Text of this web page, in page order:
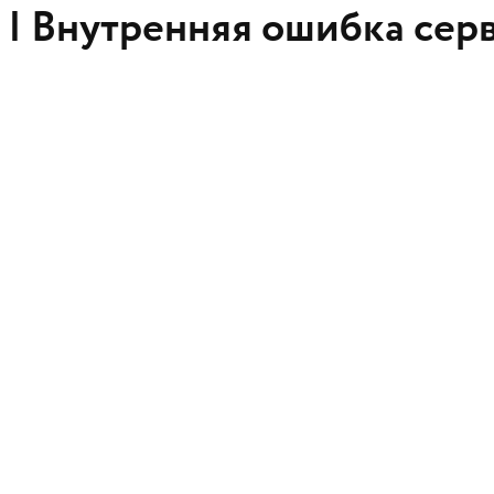
Внутренняя ошибка